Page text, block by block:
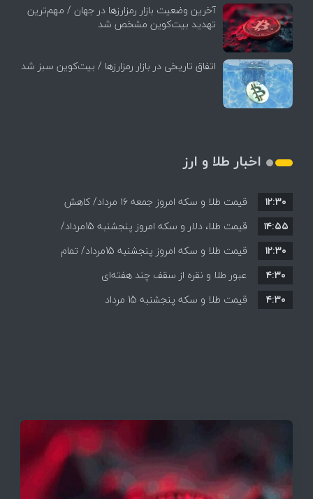
آخرین وضعیت بازار رمزارزها در جهان / مهم‌ترین
تهدید بیت‌کوین مشخص شد
اتفاق تاریخی در بازار رمزارزها / بیت‌کوین سبز شد
اخبار طلا و ارز
قیمت طلا و سکه امروز جمعه ۱۶ مرداد/ کاهش
قیمت ها+ جدول و جزییات
۱۲:۳۰
قیمت طلا، دلار و سکه امروز پنجشنبه 15مرداد/
افزایش قیمت ها + جدول
۱۴:۵۵
قیمت طلا و سکه امروز پنجشنبه 15مرداد/ تمام
قیمت ها بر مدار افزایش + جدول
۱۲:۳۰
عبور طلا و نقره از سقف چند هفته‌ای
۴:۳۰
قیمت طلا و سکه پنجشنبه 15 مرداد
۴:۳۰